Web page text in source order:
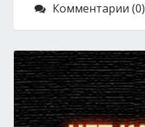
Комментарии (0)